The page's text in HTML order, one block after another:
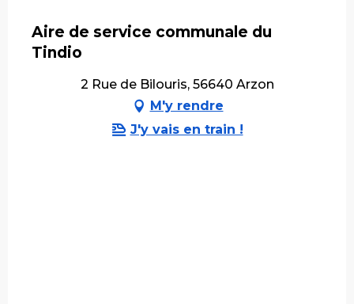
Aire de service communale du
Tindio
2 Rue de Bilouris, 56640 Arzon
M'y rendre
J'y vais en train !